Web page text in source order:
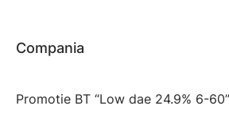
Compania
Promotie BT “Low dae 24.9% 6-60”